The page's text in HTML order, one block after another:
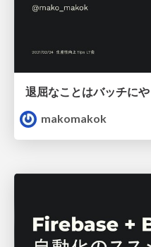
退屈なことはバッチに
makomakok